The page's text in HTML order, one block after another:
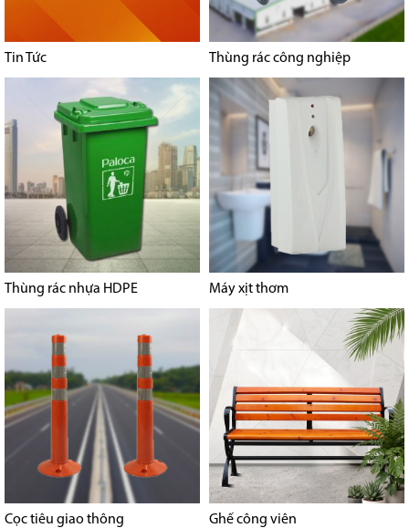
Tin Tức Thùng rác công nghiệp
Thùng rác nhựa HDPE Máy xịt thơm
Cọc tiêu giao thông Ghế công viên